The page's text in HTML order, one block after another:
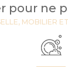
pour ne
MOBILIER